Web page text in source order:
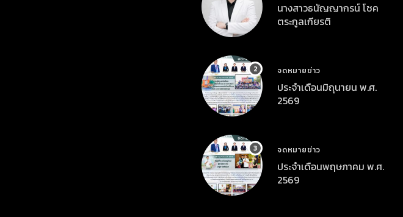
นางสาวธนัญญากรน์ โชค
ตระกูลเกียรติ
จดหมายข่าว
ประจำเดือนมิถุนายน พ.ศ.
2569
จดหมายข่าว
ประจำเดือนพฤษภาคม พ.ศ.
2569